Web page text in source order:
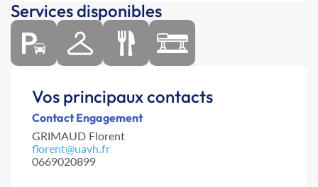
Services disponibles
Vos principaux contacts
Contact Engagement
GRIMAUD Florent
florent@uavh.fr
0669020899